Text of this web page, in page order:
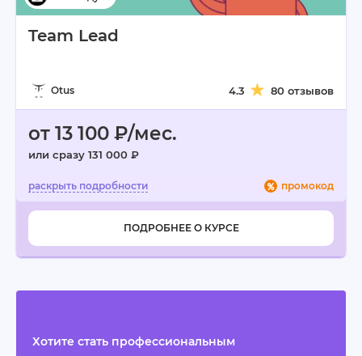
Team Lead
Otus 4.3 80 отзывов
от 13 100 ₽/мес.
или сразу 131 000 ₽
промокод
ПОДРОБНЕЕ О КУРСЕ
Хотите стать профессиональным